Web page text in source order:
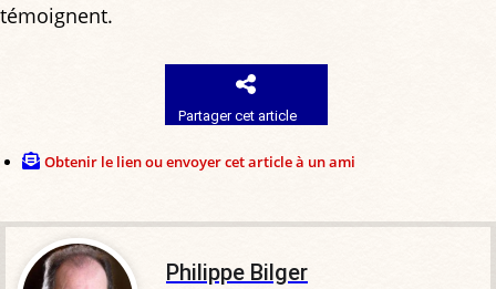
témoignent.
Partager cet article
Obtenir le lien ou envoyer cet article à un ami
Philippe Bilger